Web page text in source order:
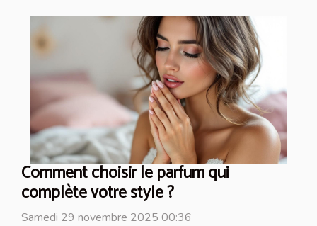
Comment choisir le parfum qui
complète votre style ?
Samedi 29 novembre 2025 00:36